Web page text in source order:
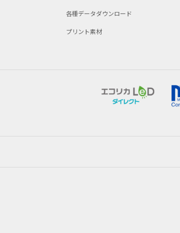
各種データダウンロード
プリント素材